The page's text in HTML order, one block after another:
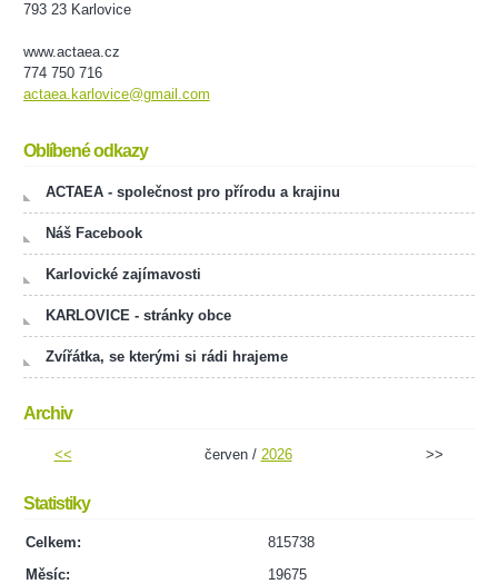
793 23 Karlovice
www.actaea.cz
774 750 716
actaea.karlovice@gmail.com
Oblíbené odkazy
ACTAEA - společnost pro přírodu a krajinu
Náš Facebook
Karlovické zajímavosti
KARLOVICE - stránky obce
Zvířátka, se kterými si rádi hrajeme
Archiv
<< červen / 2026 >>
Statistiky
Celkem:
815738
Měsíc:
19675